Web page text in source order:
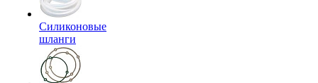
Силиконовые
шланги